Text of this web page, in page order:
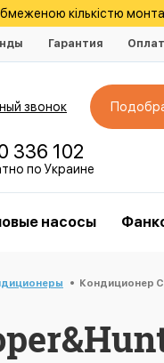
кількістю
Гарантия
звонок
336 102
по Украине
насосы
Кондиционер